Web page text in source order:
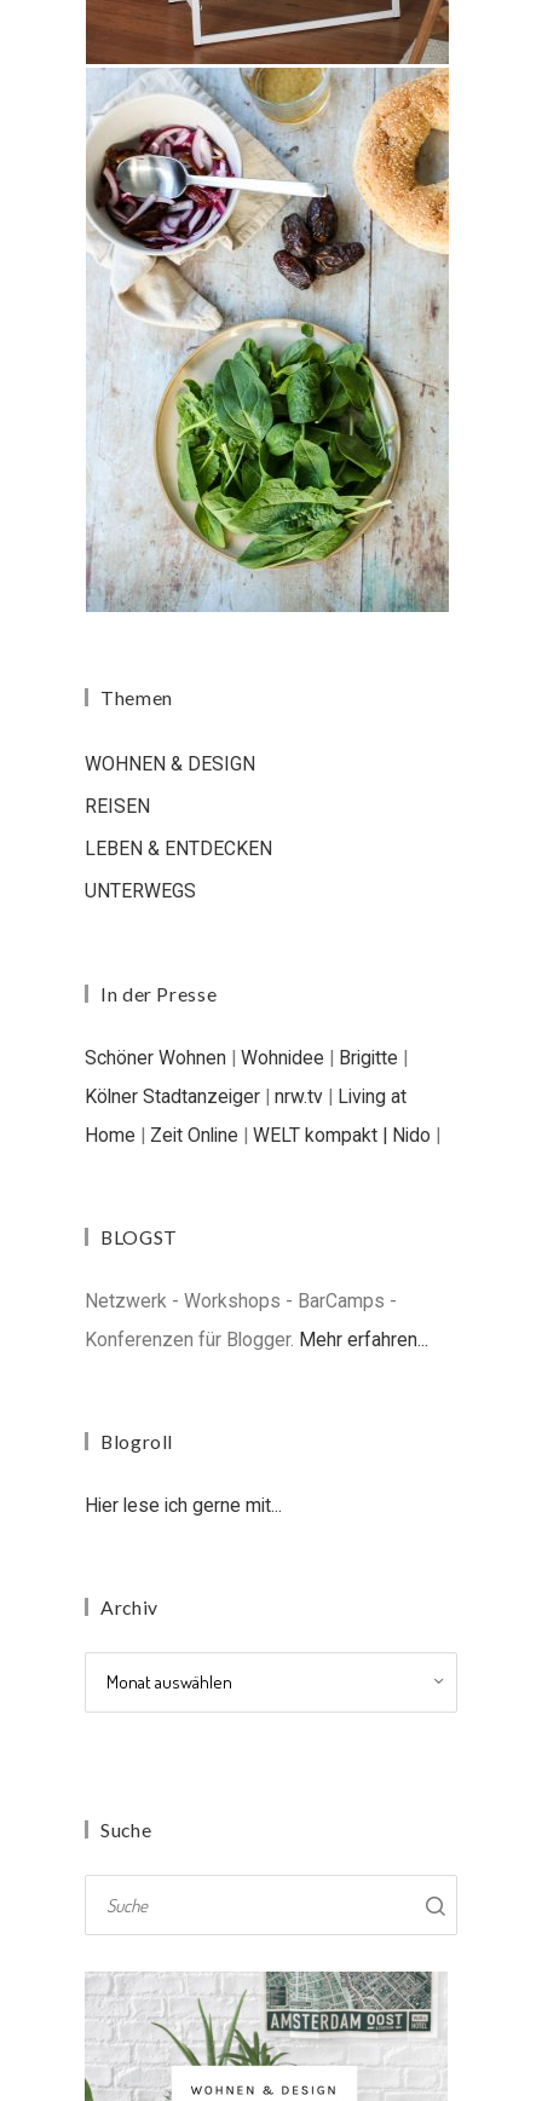
Themen
WOHNEN & DESIGN
REISEN
LEBEN & ENTDECKEN
UNTERWEGS
In der Presse
Schöner Wohnen | Wohnidee | Brigitte |
Kölner Stadtanzeiger | nrw.tv | Living at
Home | Zeit Online | WELT kompakt | Nido |
BLOGST
Netzwerk - Workshops - BarCamps -
Konferenzen für Blogger. Mehr erfahren...
Blogroll
Hier lese ich gerne mit...
Archiv
Suche